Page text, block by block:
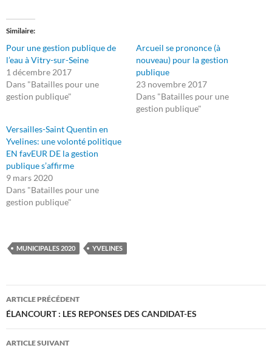
Similaire
Pour une gestion publique de
l’eau à Vitry-sur-Seine
1 décembre 2017
Dans "Batailles pour une
gestion publique"
Arcueil se prononce (à
nouveau) pour la gestion
publique
23 novembre 2017
Dans "Batailles pour une
gestion publique"
Versailles-Saint Quentin en
Yvelines: une volonté politique
EN favEUR DE la gestion
publique s’affirme
9 mars 2020
Dans "Batailles pour une
gestion publique"
MUNICIPALES 2020 YVELINES
Navigation
des
articles
ARTICLE PRÉCÉDENT
ÉLANCOURT : LES REPONSES DES CANDIDAT-ES
ARTICLE SUIVANT